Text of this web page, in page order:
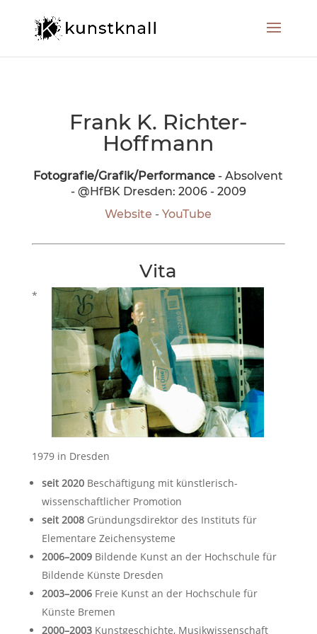
Frank K. Richter-
Hoffmann
Fotografie/Grafik/Performance - Absolvent
- @HfBK Dresden: 2006 - 2009
Website -YouTube
Vita
*
1979 in Dresden
seit 2020Beschäftigung mit künstlerisch-
wissenschaftlicher Promotion
seit 2008Gründungsdirektor des Instituts für
Elementare Zeichensysteme
2006–2009Bildende Kunst an der Hochschule für
Bildende Künste Dresden
2003–2006Freie Kunst an der Hochschule für
Künste Bremen
2000–2003Kunstgeschichte, Musikwissenschaft